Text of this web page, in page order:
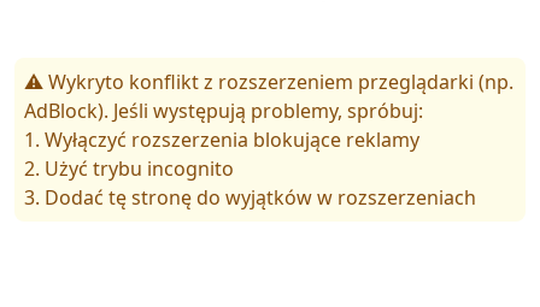
⚠️ Wykryto konflikt z rozszerzeniem przeglądarki (np.
AdBlock). Jeśli występują problemy, spróbuj:
1. Wyłączyć rozszerzenia blokujące reklamy
2. Użyć trybu incognito
3. Dodać tę stronę do wyjątków w rozszerzeniach